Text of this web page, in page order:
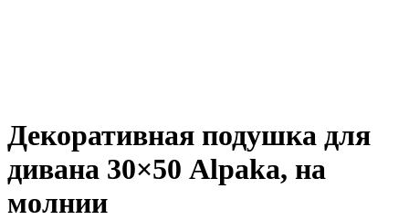
Декоративная подушка для
дивана 30×50 Alpaka, на
молнии